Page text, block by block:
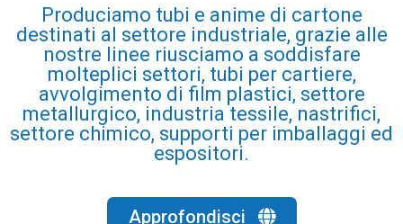
Produciamo tubi e anime di cartone
destinati al settore industriale, grazie alle
nostre linee riusciamo a soddisfare
molteplici settori, tubi per cartiere,
avvolgimento di film plastici, settore
metallurgico, industria tessile, nastrifici,
settore chimico, supporti per imballaggi ed
espositori.
Approfondisci